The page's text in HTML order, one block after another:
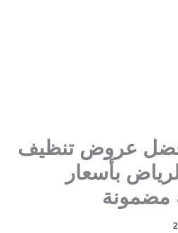
أفضل عروض تنظيف
بأسعار
مضمونة